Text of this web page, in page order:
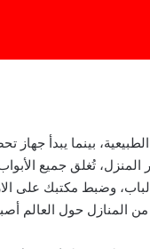
بينما يبدأ جهاز
تُغلق جميع
وضبط مكتبك على